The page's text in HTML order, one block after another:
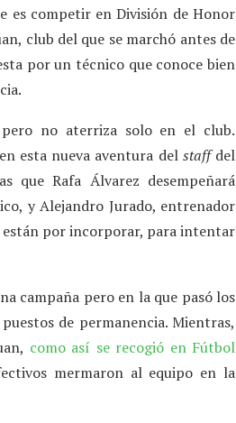
es competir en División de Honor
club del que se marchó antes de
por un técnico que conoce bien
no aterriza solo en el club.
esta nueva aventura del staffdel
que Rafa Álvarez desempeñará
y Alejandro Jurado, entrenador
están por incorporar, para intentar
campaña pero en la que pasó los
de permanencia. Mientras,
como así se recogió en Fútbol
mermaron al equipo en la